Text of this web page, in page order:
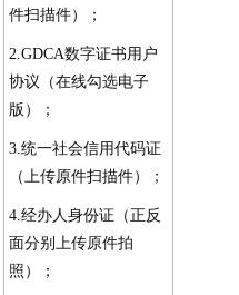
件扫描件）；
2.GDCA数字证书用户
协议（在线勾选电子
版）；
3.统一社会信用代码证
（上传原件扫描件）；
4.经办人身份证（正反
面分别上传原件拍
照）；